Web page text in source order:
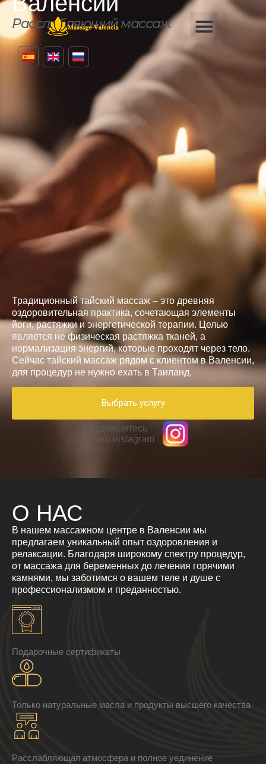
Расслабляющий массаж
Традиционный тайский массаж – это древняя
оздоровительная практика, сочетающая элементы
йоги, растяжки и энергетической терапии. Целью
является не физическая растяжка тканей, а
нормализация энергий, которые проходят через тело.
Сейчас тайский массаж рядом с клиентом в Валенсии,
для процедур не нужно ехать в Таиланд.
Выбрать услугу
Подпишитесь
на наш instagram
О НАС
В нашем массажном центре в Валенсии мы
предлагаем уникальный опыт оздоровления и
релаксации. Благодаря широкому спектру процедур,
от массажа для беременных до лечения горячими
камнями, мы заботимся о вашем теле и душе с
профессионализмом и преданностью.
Подарочные сертификаты
Только натуральные масла и продукты высшего качества
Расслабляющая атмосфера и полное уединение